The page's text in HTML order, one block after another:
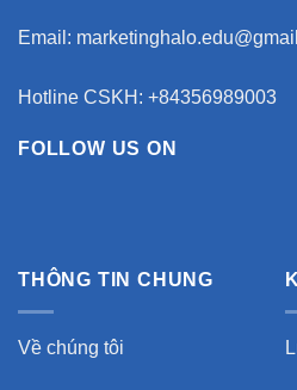
Email:
Hotline CSKH: +84356989003
FOLLOW US ON
THÔNG TIN CHUNG
Về chúng tôi